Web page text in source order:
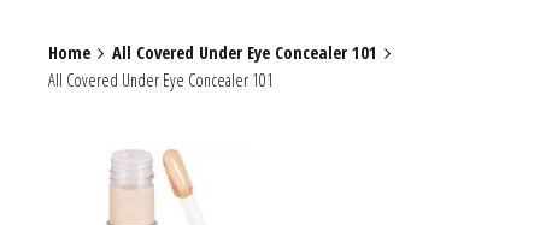
Home
All Covered Under Eye Concealer 101
All Covered Under Eye Concealer 101